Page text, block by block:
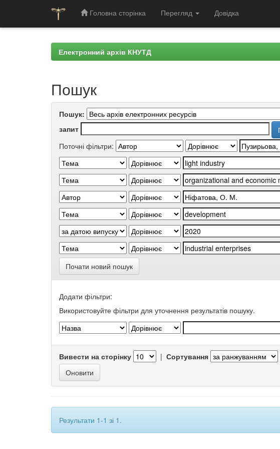
Головна сторінка Перегляд Довідка
Електронний архів КНУТД
Пошук
Пошук:
запит
Поточні фільтри:
Почати новий пошук
Додати фільтри:
Використовуйте фільтри для уточнення результатів пошуку.
Вивести на сторінку | Сортування
Результати 1-1 зі 1.